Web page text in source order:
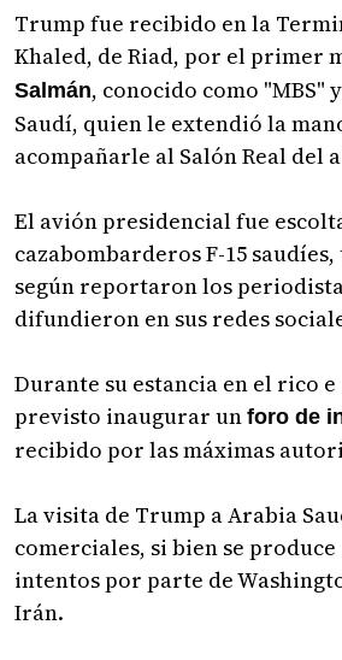
Trump fue recibido en la
Khaled, de Riad, por el
Salmán, conocido como
Saudí, quien le extendió la
acompañarle al Salón Real del
El avión presidencial fue
cazabombarderos F-15
según reportaron los
difundieron en sus redes
Durante su estancia en el rico
previsto inaugurar un foro de
recibido por las máximas
La visita de Trump a Arabia
comerciales, si bien se
intentos por parte de
Irán.